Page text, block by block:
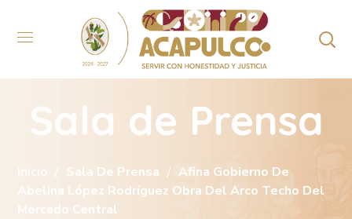
Sala de Prensa
Inicio Sala De Prensa
Afina Gobierno De
Abelina López Rodríguez Obra Del Arco Techo Del
Mercado Central